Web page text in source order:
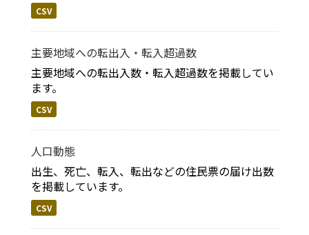
CSV
主要地域への転出入・転入超過数
主要地域への転出入数・転入超過数を掲載してい
ます。
CSV
人口動態
出生、死亡、転入、転出などの住民票の届け出数
を掲載しています。
CSV